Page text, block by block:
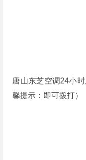
唐山东芝空调24小
馨提示：即可拨打）